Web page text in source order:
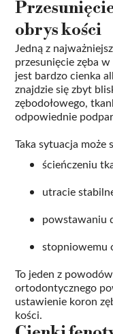
obrys kości
Jedną z
przesunięcie zęba
jest bardzo cienka
znajdzie się zbyt
zębodołowego,
odpowiednie
Taka sytuacja może
ścieńczeniu
utracie
powstawaniu
stopniowemu
To jeden z
ortodontycznego
ustawienie koron
kości.